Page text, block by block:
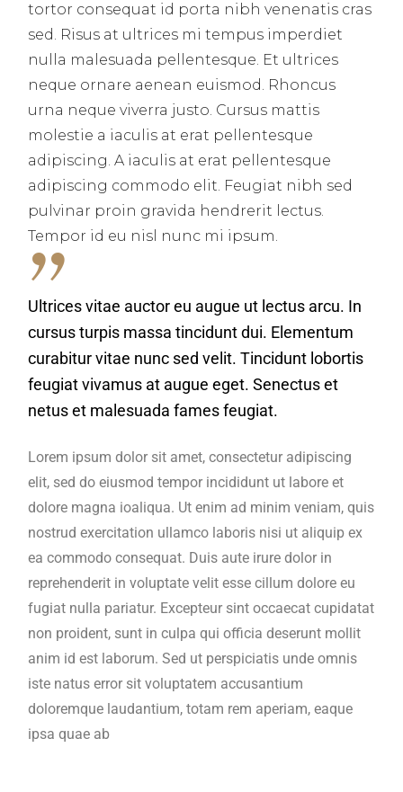
tortor consequat id porta nibh venenatis cras
sed. Risus at ultrices mi tempus imperdiet
nulla malesuada pellentesque. Et ultrices
neque ornare aenean euismod. Rhoncus
urna neque viverra justo. Cursus mattis
molestie a iaculis at erat pellentesque
adipiscing. A iaculis at erat pellentesque
adipiscing commodo elit. Feugiat nibh sed
pulvinar proin gravida hendrerit lectus.
Tempor id eu nisl nunc mi ipsum.
Ultrices vitae auctor eu augue ut lectus arcu. In
cursus turpis massa tincidunt dui. Elementum
curabitur vitae nunc sed velit. Tincidunt lobortis
feugiat vivamus at augue eget. Senectus et
netus et malesuada fames feugiat.
Lorem ipsum dolor sit amet, consectetur adipiscing
elit, sed do eiusmod tempor incididunt ut labore et
dolore magna ioaliqua. Ut enim ad minim veniam, quis
nostrud exercitation ullamco laboris nisi ut aliquip ex
ea commodo consequat. Duis aute irure dolor in
reprehenderit in voluptate velit esse cillum dolore eu
fugiat nulla pariatur. Excepteur sint occaecat cupidatat
non proident, sunt in culpa qui officia deserunt mollit
anim id est laborum. Sed ut perspiciatis unde omnis
iste natus error sit voluptatem accusantium
doloremque laudantium, totam rem aperiam, eaque
ipsa quae ab